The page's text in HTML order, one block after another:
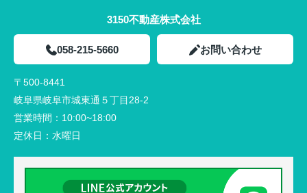
3150不動産株式会社
058-215-5660 お問い合わせ
〒500-8441
岐阜県岐阜市城東通５丁目28-2
営業時間： 10:00~18:00
定休日： 水曜日